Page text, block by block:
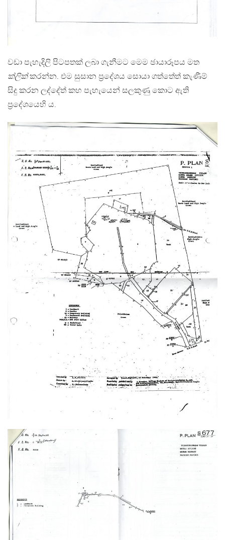
වඩා පැහැදිලි පිටපතක් ලබා ගැනීමට මෙම ඡායාරූපය මත
ක්ලික්කරන්න. එම සුසාන ප්‍රදේශය සොයා ගත්තේත් කැණීම්
සිදු කරන ලද්දේත් කහ පැහැයෙන් සලකුණු කොට ඇති
ප‍්‍රදේශයෙහි ය.